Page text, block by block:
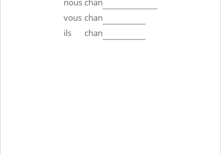
nous chan
vous chan
ils
chan